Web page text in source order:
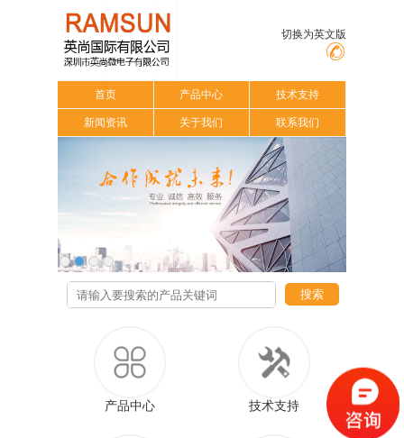
切换为英文版
首页 产品中心 技术支持
新闻资讯 关于我们 联系我们
搜索
产品中心 技术支持